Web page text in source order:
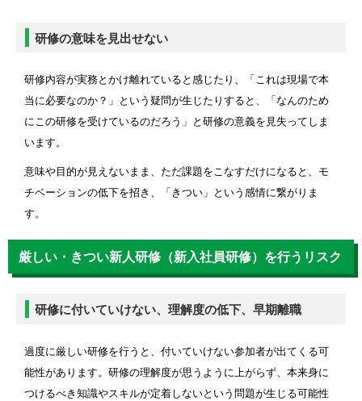
研修の意味を見出せない
研修内容が実務とかけ離れていると感じたり、「これは現場で本
当に必要なのか？」という疑問が生じたりすると、「なんのため
にこの研修を受けているのだろう」と研修の意義を見失ってしま
います。
意味や目的が見えないまま、ただ課題をこなすだけになると、モ
チベーションの低下を招き、「きつい」という感情に繋がりま
す。
厳しい・きつい新人研修（新入社員研修）を行うリスク
研修に付いていけない、理解度の低下、早期離職
過度に厳しい研修を行うと、付いていけない参加者が出てくる可
能性があります。研修の理解度が思うように上がらず、本来身に
つけるべき知識やスキルが定着しないという問題が生じる可能性